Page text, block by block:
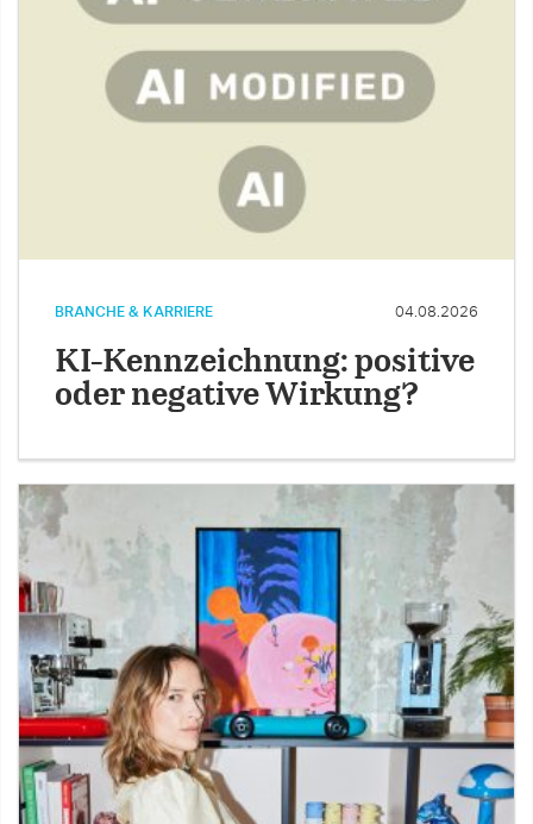
BRANCHE & KARRIERE 04.08.2026
KI-Kennzeichnung: positive
oder negative Wirkung?